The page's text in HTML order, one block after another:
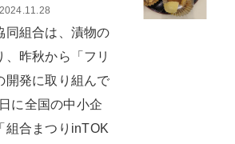
2024.11.28
組合は、漬物の
昨秋から「フリ
開発に取り組んで
に全国の中小企
組合まつりinTOK